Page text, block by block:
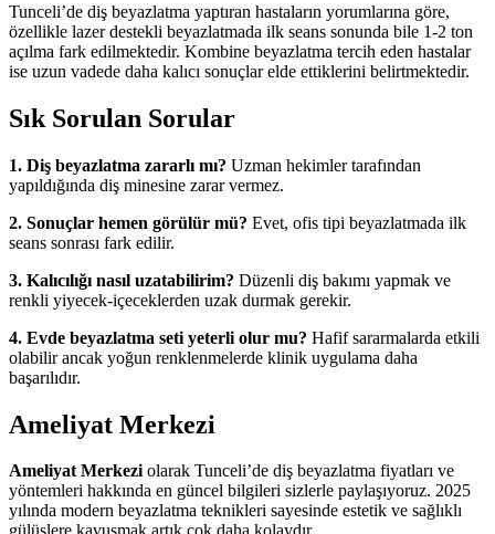
Tunceli’de diş beyazlatma yaptıran hastaların yorumlarına göre,
özellikle lazer destekli beyazlatmada ilk seans sonunda bile 1-2 ton
açılma fark edilmektedir. Kombine beyazlatma tercih eden hastalar
ise uzun vadede daha kalıcı sonuçlar elde ettiklerini belirtmektedir.
Sık Sorulan Sorular
1. Diş beyazlatma zararlı mı? Uzman hekimler tarafından
yapıldığında diş minesine zarar vermez.
2. Sonuçlar hemen görülür mü? Evet, ofis tipi beyazlatmada ilk
seans sonrası fark edilir.
3. Kalıcılığı nasıl uzatabilirim? Düzenli diş bakımı yapmak ve
renkli yiyecek-içeceklerden uzak durmak gerekir.
4. Evde beyazlatma seti yeterli olur mu? Hafif sararmalarda etkili
olabilir ancak yoğun renklenmelerde klinik uygulama daha
başarılıdır.
Ameliyat Merkezi
Ameliyat Merkeziolarak Tunceli’de diş beyazlatma fiyatları ve
yöntemleri hakkında en güncel bilgileri sizlerle paylaşıyoruz. 2025
yılında modern beyazlatma teknikleri sayesinde estetik ve sağlıklı